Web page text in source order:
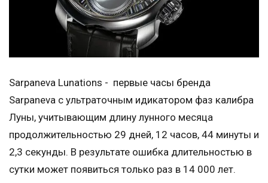
Sarpaneva Lunations - первые часы бренда
Sarpaneva с ультраточным идикатором фаз калибра
Луны, учитывающим длину лунного месяца
продолжительностью 29 дней, 12 часов, 44 минуты и
2,3 секунды. В результате ошибка длительностью в
сутки может появиться только раз в 14 000 лет.